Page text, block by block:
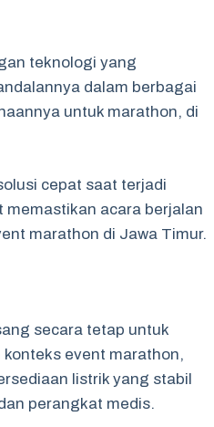
teknologi yang
dalam berbagai
untuk marathon, di
cepat saat terjadi
memastikan acara berjalan
marathon di Jawa Timur.
secara tetap untuk
event marathon,
listrik yang stabil
perangkat medis.